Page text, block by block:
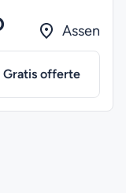
Assen
Gratis offerte